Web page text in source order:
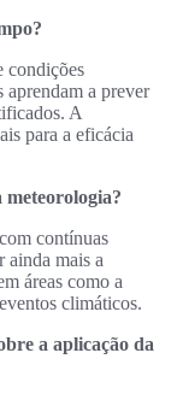
condições
a prever
A
para a eficácia
contínuas
ainda mais a
áreas como a
climáticos.
a aplicação da